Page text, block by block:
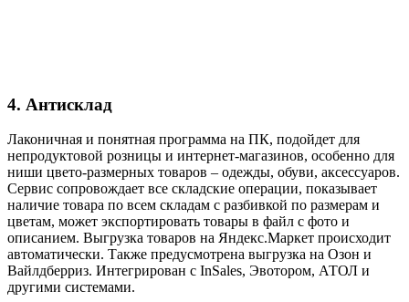
4. Антисклад
Лаконичная и понятная программа на ПК, подойдет для
непродуктовой розницы и интернет-магазинов, особенно для
ниши цвето-размерных товаров – одежды, обуви, аксессуаров.
Сервис сопровождает все складские операции, показывает
наличие товара по всем складам с разбивкой по размерам и
цветам, может экспортировать товары в файл с фото и
описанием. Выгрузка товаров на Яндекс.Маркет происходит
автоматически. Также предусмотрена выгрузка на Озон и
Вайлдберриз. Интегрирован с InSales, Эвотором, АТОЛ и
другими системами.